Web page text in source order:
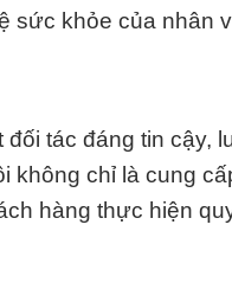
sức khỏe của nhân
tác đáng tin cậy,
không chỉ là cung
hàng thực hiện